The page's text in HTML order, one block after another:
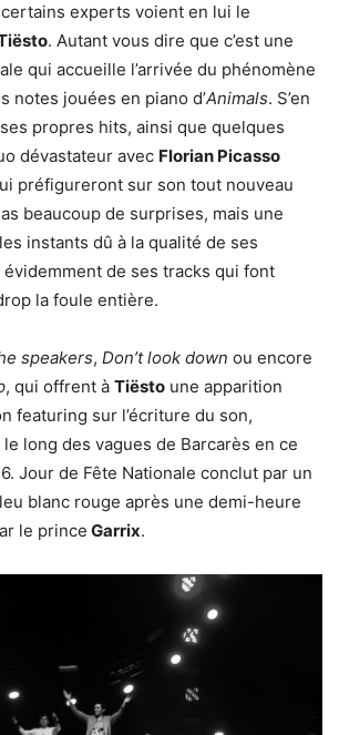
experts voient en lui le
. Autant vous dire que c’est une
qui accueille l’arrivée du phénomène
notes jouées en piano d’Animals. S’en
propres hits, ainsi que quelques
dévastateur avec Florian Picasso
préfigureront sur son tout nouveau
beaucoup de surprises, mais une
instants dû à la qualité de ses
de ses tracks qui font
la foule entière.
speakers, Don’t look down ou encore
, qui offrent à Tiësto une apparition
featuring sur l’écriture du son,
long des vagues de Barcarès en ce
Jour de Fête Nationale conclut par un
blanc rouge après une demi-heure
le prince Garrix.